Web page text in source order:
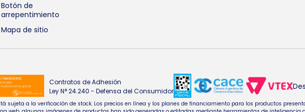
Botón de
arrepentimiento
Mapa de sitio
Contratos de Adhesión
Ley N° 24.240 - Defensa del Consumidor
sujeta a la verificación de stock. Los precios en línea y los planes de financiamiento para los productos